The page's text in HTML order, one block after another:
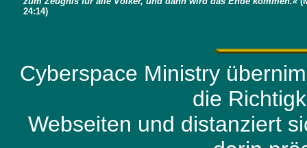
24:14)
Cyberspace Ministry
die
Webseiten und distanziert